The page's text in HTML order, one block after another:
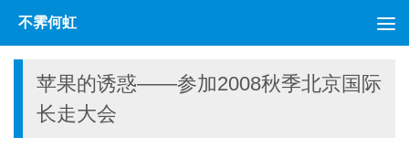
跳至内容
不霁何虹
苹果的诱惑——参加2008秋季北京国际
长走大会